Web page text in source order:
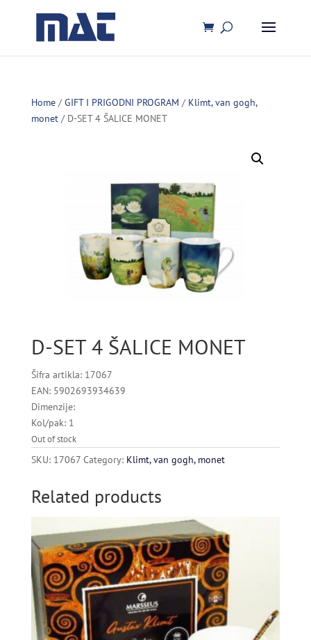
Home/GIFT I PRIGODNI PROGRAM / Klimt, van gogh,
monet/ D-SET 4 ŠALICE MONET
D-SET 4 ŠALICE MONET
Šifra artikla: 17067
EAN: 5902693934639
Dimenzije:
Kol/pak: 1
Out of stock
SKU: 17067 Category: Klimt, van gogh, monet
Related products